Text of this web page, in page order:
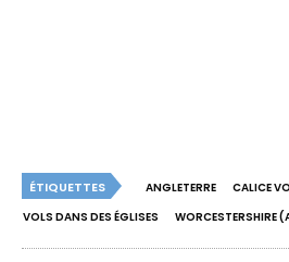
ÉTIQUETTES ANGLETERRE
CALICE
VOLS DANS DES ÉGLISES
WORCESTERSHIRE